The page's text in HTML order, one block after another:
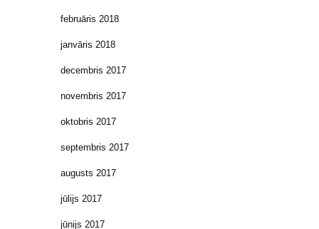
februāris 2018
janvāris 2018
decembris 2017
novembris 2017
oktobris 2017
septembris 2017
augusts 2017
jūlijs 2017
jūnijs 2017